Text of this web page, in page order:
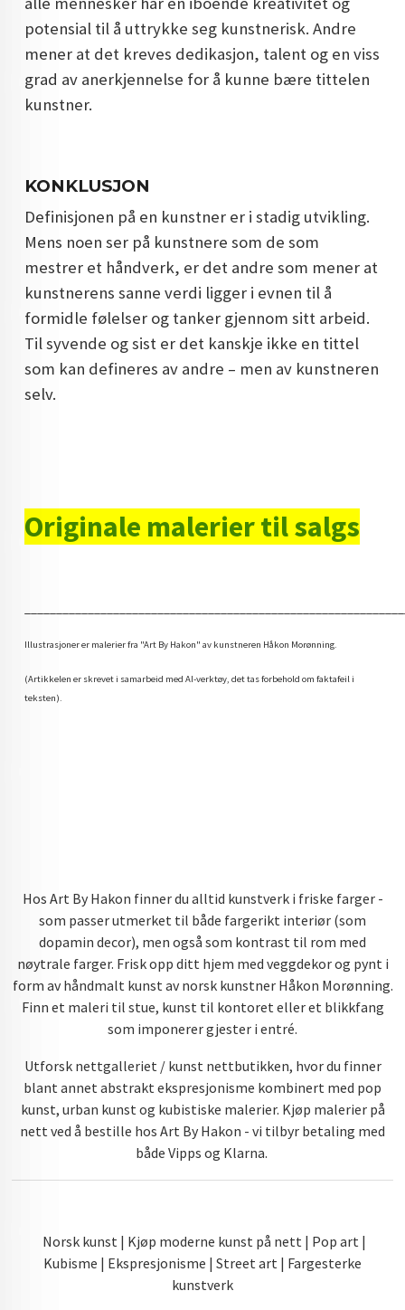
potensial til å uttrykke seg kunstnerisk. Andre
mener at det kreves dedikasjon, talent og en viss
grad av anerkjennelse for å kunne bære tittelen
kunstner.
KONKLUSJON
Definisjonen på en kunstner er i stadig utvikling.
Mens noen ser på kunstnere som de som
mestrer et håndverk, er det andre som mener at
kunstnerens sanne verdi ligger i evnen til å
formidle følelser og tanker gjennom sitt arbeid.
Til syvende og sist er det kanskje ikke en tittel
som kan defineres av andre – men av kunstneren
selv.
Originale malerier til salgs
Illustrasjoner er malerier fra "Art By Hakon" av kunstneren Håkon Morønning.
(Artikkelen er skrevet i samarbeid med AI-verktøy, det tas forbehold om faktafeil i
teksten).
Hos Art By Hakon finner du alltid kunstverk i friske farger -
som passer utmerket til både fargerikt interiør (som
dopamin decor), men også som kontrast til rom med
nøytrale farger. Frisk opp ditt hjem med veggdekor og pynt i
form av håndmalt kunst av norsk kunstner Håkon Morønning.
Finn et maleri til stue, kunst til kontoret eller et blikkfang
som imponerer gjester i entré.
Utforsk nettgalleriet / kunst nettbutikken, hvor du finner
blant annet abstrakt ekspresjonisme kombinert med pop
kunst, urban kunst og kubistiske malerier. Kjøp malerier på
nett ved å bestille hos Art By Hakon - vi tilbyr betaling med
både Vipps og Klarna.
Norsk kunst | Kjøp moderne kunst på nett | Pop art |
Kubisme | Ekspresjonisme | Street art | Fargesterke
kunstverk